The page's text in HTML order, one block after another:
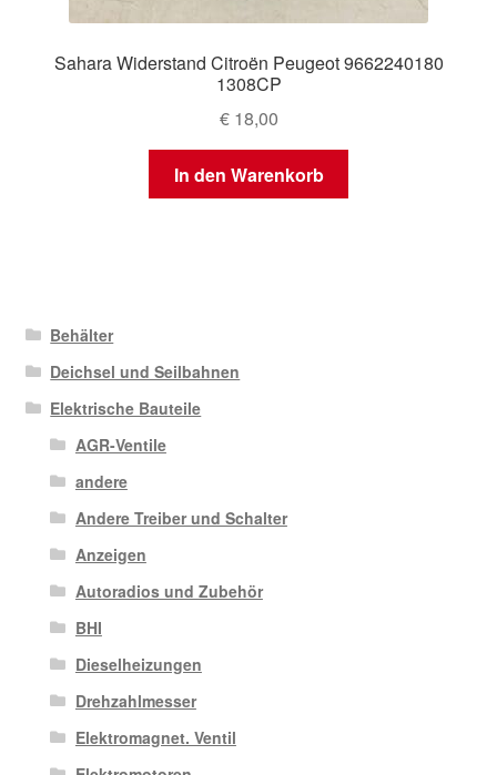
Sahara Widerstand Citroën Peugeot 9662240180
1308CP
€18,00
In den Warenkorb
Behälter
Deichsel und Seilbahnen
Elektrische Bauteile
AGR-Ventile
andere
Andere Treiber und Schalter
Anzeigen
Autoradios und Zubehör
BHI
Dieselheizungen
Drehzahlmesser
Elektromagnet. Ventil